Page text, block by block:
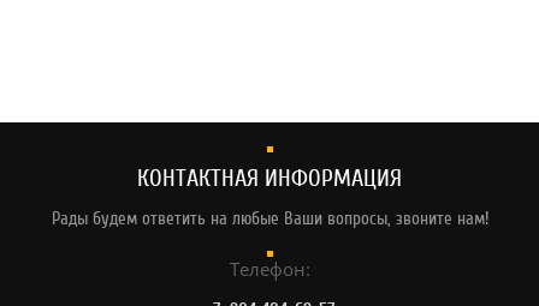
КОНТАКТНАЯ ИНФОРМАЦИЯ
Рады будем ответить на любые Ваши вопросы, звоните нам!
Телефон: